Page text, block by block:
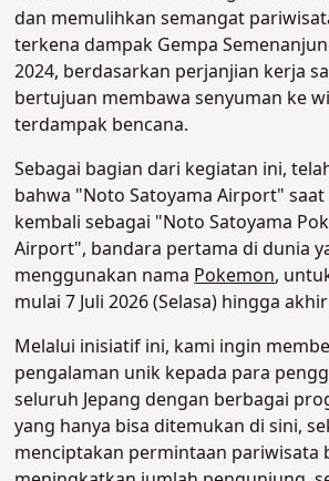
dan memulihkan semangat
terkena dampak Gempa
2024, berdasarkan perjanjian kerja
bertujuan membawa senyuman ke
terdampak bencana.
Sebagai bagian dari kegiatan ini,
bahwa "Noto Satoyama Airport"
kembali sebagai "Noto Satoyama
Airport", bandara pertama di dunia
menggunakan namaPokemon,
mulai 7 Juli 2026 (Selasa) hingga
Melalui inisiatif ini, kami ingin
pengalaman unik kepada para
seluruh Jepang dengan berbagai
yang hanya bisa ditemukan di sini,
menciptakan permintaan pariwisata